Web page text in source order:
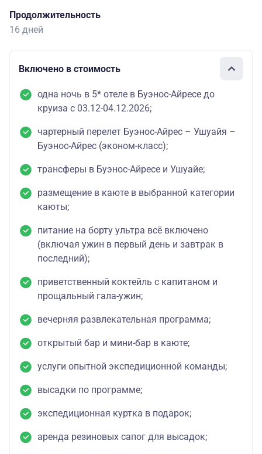
Продолжительность
16 дней
Включено в стоимость
одна ночь в 5* отеле в Буэнос-Айресе до
круиза с 03.12-04.12.2026;
чартерный перелет Буэнос-Айрес – Ушуайя –
Буэнос-Айрес (эконом-класс);
трансферы в Буэнос-Айресе и Ушуайе;
размещение в каюте в выбранной категории
каюты;
питание на борту ультра всё включено
(включая ужин в первый день и завтрак в
последний);
приветственный коктейль с капитаном и
прощальный гала-ужин;
вечерняя развлекательная программа;
открытый бар и мини-бар в каюте;
услуги опытной экспедиционной команды;
высадки по программе;
экспедиционная куртка в подарок;
аренда резиновых сапог для высадок;